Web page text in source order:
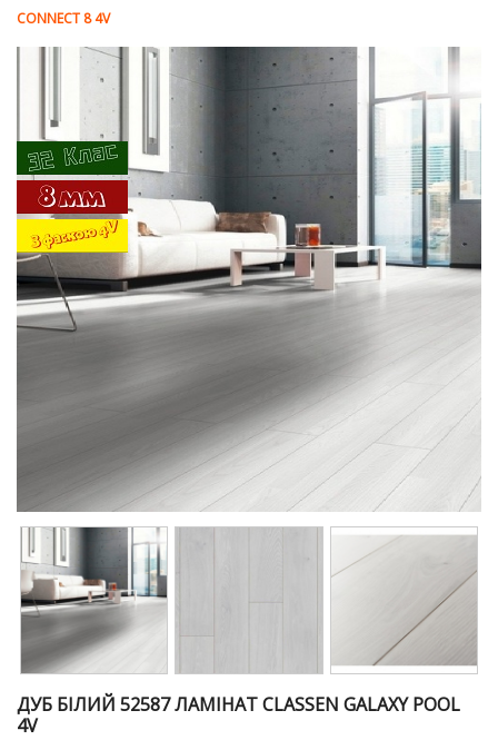
CONNECT 8 4V
ДУБ БІЛИЙ 52587 ЛАМІНАТ CLASSEN GALAXY POOL
4V